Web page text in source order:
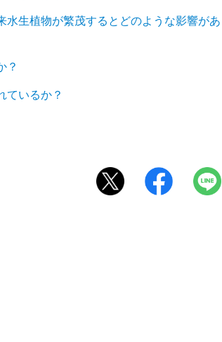
生植物が繁茂するとどのような影響があ
？
ているか？